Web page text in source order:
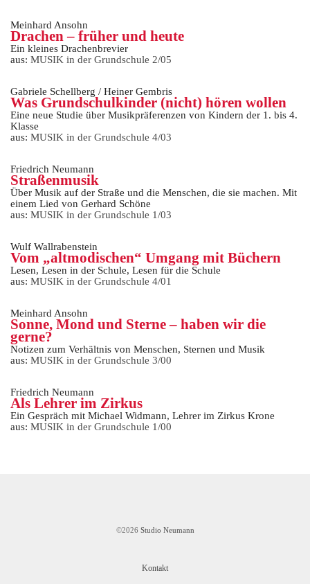
Meinhard Ansohn
Drachen – früher und heute
Ein kleines Drachenbrevier
aus: MUSIK in der Grundschule 2/05
Gabriele Schellberg / Heiner Gembris
Was Grundschulkinder (nicht) hören wollen
Eine neue Studie über Musikpräferenzen von Kindern der 1. bis 4.
Klasse
aus: MUSIK in der Grundschule 4/03
Friedrich Neumann
Straßenmusik
Über Musik auf der Straße und die Menschen, die sie machen. Mit
einem Lied von Gerhard Schöne
aus: MUSIK in der Grundschule 1/03
Wulf Wallrabenstein
Vom „altmodischen“ Umgang mit Büchern
Lesen, Lesen in der Schule, Lesen für die Schule
aus: MUSIK in der Grundschule 4/01
Meinhard Ansohn
Sonne, Mond und Sterne – haben wir die
gerne?
Notizen zum Verhältnis von Menschen, Sternen und Musik
aus: MUSIK in der Grundschule 3/00
Friedrich Neumann
Als Lehrer im Zirkus
Ein Gespräch mit Michael Widmann, Lehrer im Zirkus Krone
aus: MUSIK in der Grundschule 1/00
©2026 Studio Neumann
Kontakt